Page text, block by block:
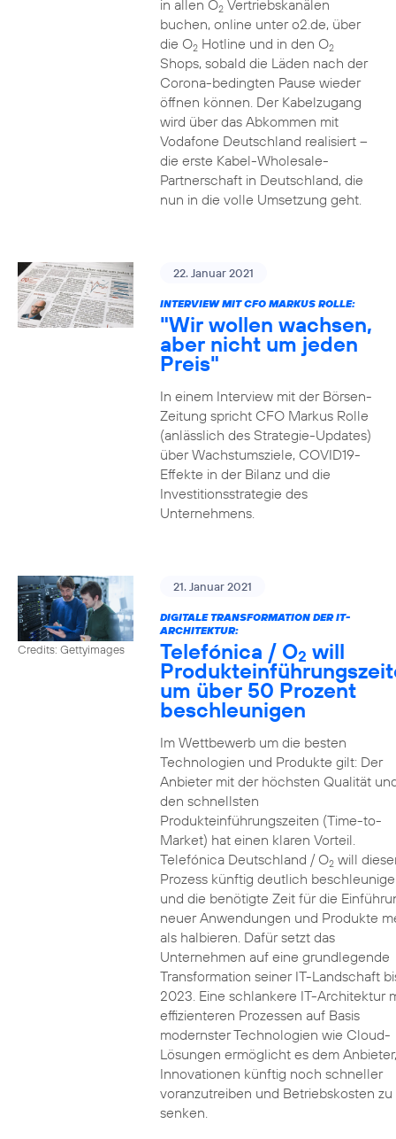
in allen O2Vertriebskanälen
buchen, online unter o2.de, über
die O2Hotline und in den O2
Shops, sobald die Läden nach der
Corona-bedingten Pause wieder
öffnen können. Der Kabelzugang
wird über das Abkommen mit
Vodafone Deutschland realisiert –
die erste Kabel-Wholesale-
Partnerschaft in Deutschland, die
nun in die volle Umsetzung geht.
22. Januar 2021
INTERVIEW MIT CFO MARKUS ROLLE:
"Wir wollen wachsen,
aber nicht um jeden
Preis"
In einem Interview mit der Börsen-
Zeitung spricht CFO Markus Rolle
(anlässlich des Strategie-Updates)
über Wachstumsziele, COVID19-
Effekte in der Bilanz und die
Investitionsstrategie des
Unternehmens.
Credits: Gettyimages
21. Januar 2021
DIGITALE TRANSFORMATION DER IT-
ARCHITEKTUR:
Telefónica / O2 will
um über 50 Prozent
beschleunigen
Im Wettbewerb um die besten
Technologien und Produkte gilt: Der
Anbieter mit der höchsten Qualität
den schnellsten
Produkteinführungszeiten (Time-to-
Market) hat einen klaren Vorteil.
Telefónica Deutschland / O2will
Prozess künftig deutlich
und die benötigte Zeit für die
neuer Anwendungen und Produkte
als halbieren. Dafür setzt das
Unternehmen auf eine grundlegende
Transformation seiner IT-Landschaft
2023. Eine schlankere IT-Architektur
effizienteren Prozessen auf Basis
modernster Technologien wie Cloud-
Lösungen ermöglicht es dem Anbieter,
Innovationen künftig noch schneller
voranzutreiben und Betriebskosten zu
senken.